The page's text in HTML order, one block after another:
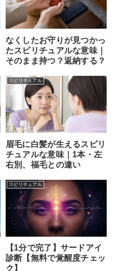
なくしたお守りが見つかっ
たスピリチュアルな意味｜
そのまま持つ？返納する？
スピリチュアル
眉毛に白髪が生えるスピリ
チュアルな意味｜1本・左
右別、福毛との違い
スピリチュアル
【1分で完了】サードアイ
診断【無料で覚醒度チェッ
ク】